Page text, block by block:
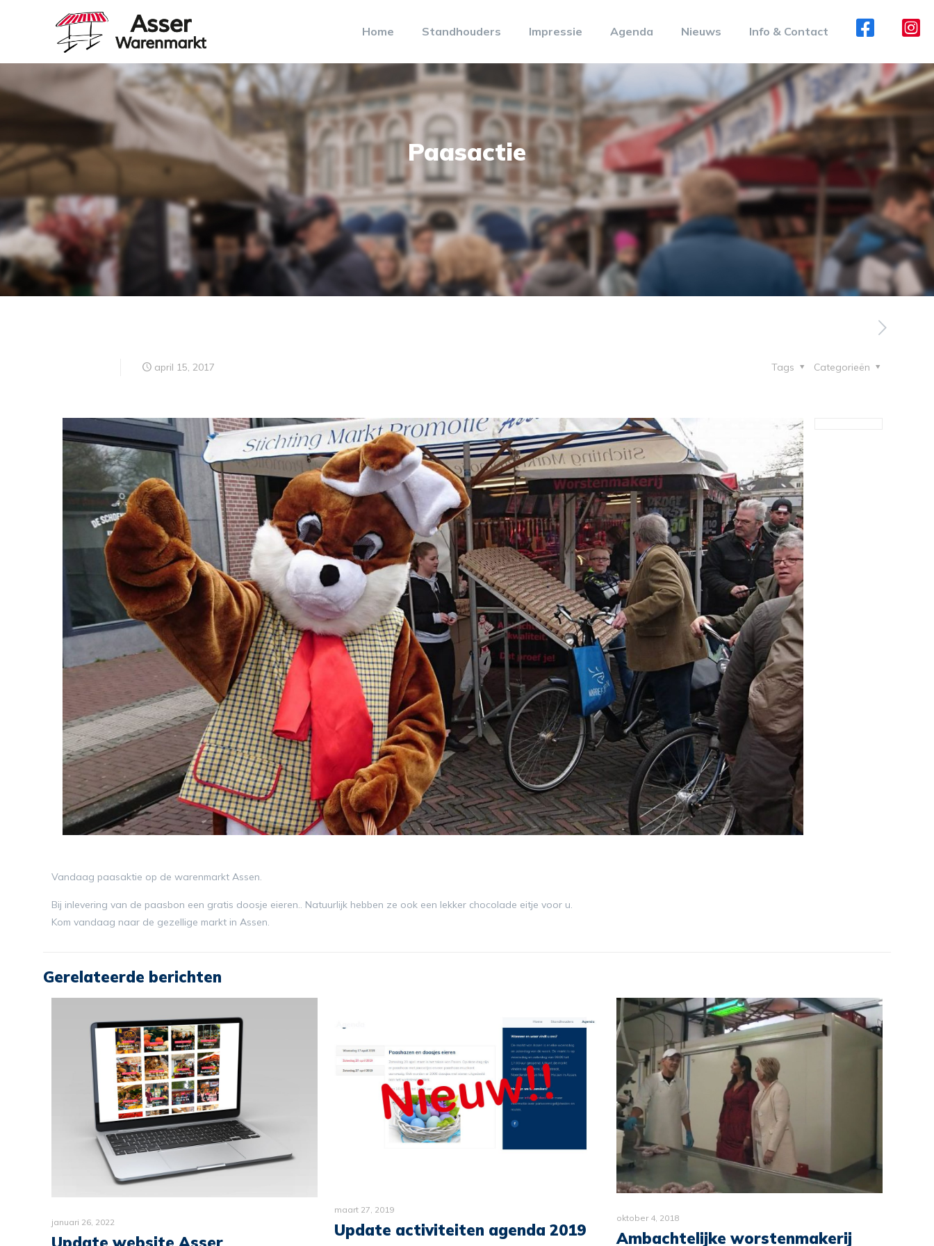
Home Standhouders Impressie Agenda Nieuws Info & Contact
Paasactie
april 15, 2017 Categorieën
Tags
Vandaag paasaktie op de warenmarkt Assen.
Bij inlevering van de paasbon een gratis doosje eieren.. Natuurlijk hebben ze ook een lekker chocolade eitje voor u.
Kom vandaag naar de gezellige markt in Assen.
Gerelateerde berichten
januari 26, 2022
maart 27, 2019
Update activiteiten agenda 2019
oktober 4, 2018
Ambachtelijke worstenmakerij